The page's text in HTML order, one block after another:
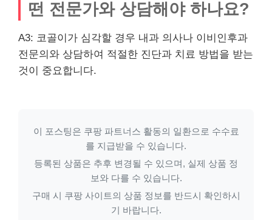
떤 전문가와 상담해야 하나요?
A3: 코골이가 심각할 경우 내과 의사나 이비인후과
전문의와 상담하여 적절한 진단과 치료 방법을 받는
것이 중요합니다.
이 포스팅은 쿠팡 파트너스 활동의 일환으로 수수료
를 지급받을 수 있습니다.
등록된 상품은 추후 변경될 수 있으며, 실제 상품 정
보와 다를 수 있습니다.
구매 시 쿠팡 사이트의 상품 정보를 반드시 확인하시
기 바랍니다.